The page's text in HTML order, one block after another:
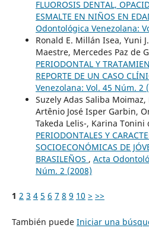
FLUOROSIS DENTAL,
ESMALTE EN NIÑOS EN
Odontológica Venezolana:
Ronald E. Millán Isea, Yuni
Maestre, Mercedes Paz de
PERIODONTAL Y
REPORTE DE UN CASO
Venezolana: Vol. 45 Núm. 2
Suzely Adas Saliba
Artênio José Isper Garbin,
Takeda Lelis-, Karina Tonini
PERIODONTALES Y
SOCIOECONÓMICAS DE
BRASILEÑOS , Acta
Núm. 2 (2008)
1 2 3 4 5 6 7 8 9 10 > >>
También puede Iniciar una